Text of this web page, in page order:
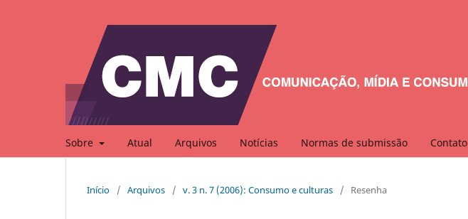
Sobre Atual Arquivos Notícias Normas de submissão Contato
Início / Arquivos / v. 3 n. 7 (2006): Consumo e culturas / Resenha